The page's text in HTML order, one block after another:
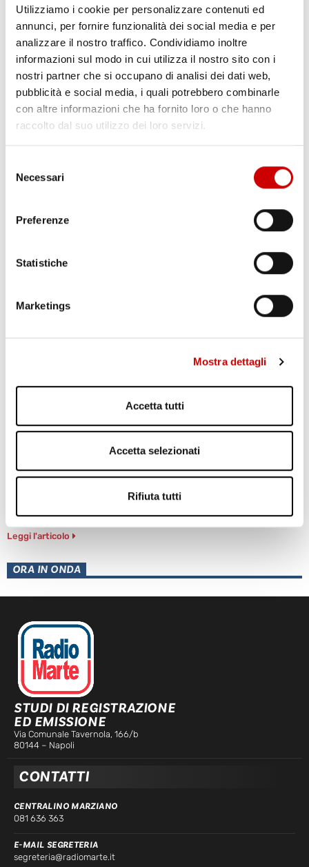
Utilizziamo i cookie per personalizzare contenuti ed
annunci, per fornire funzionalità dei social media e per
analizzare il nostro traffico. Condividiamo inoltre
informazioni sul modo in cui utilizza il nostro sito con i
nostri partner che si occupano di analisi dei dati web,
pubblicità e social media, i quali potrebbero combinarle
con altre informazioni che ha fornito loro o che hanno
raccolto dal suo utilizzo dei loro servizi.
delNecessari
Preferenze
Statistiche
Marketings
Mostra dettagli
Accetta tutti
Accetta selezionati
Rifiuta tutti
PONTICELLI: DODICENNE FERITO A COLTELLATE
BRADISISMO
TRAGEDIA IERI AD ERCOLANO: UN OPERAIO E’ MORTO
Leggi l'articolo
ORA IN ONDA
STUDI DI REGISTRAZIONE
ED EMISSIONE
Via Comunale Tavernola, 166/b
80144 – Napoli
CONTATTI
CENTRALINO MARZIANO
081 636 363
E-MAIL SEGRETERIA
segreteria@radiomarte.it